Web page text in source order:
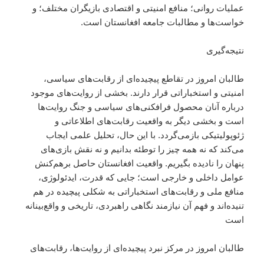
عملیات روانی؛ منافع امنیتی و اقتصادی بازیگران مختلف؛ و
خواست‌ها و مطالبات جامعه افغانستان است.
نتیجه‌گیری
طالبان امروز در تقاطع پیچیده‌ای از رقابت‌های سیاسی،
امنیتی و استخباراتی قرار دارند. بخشی از روایت‌های موجود
درباره آنان محصول فرافکنی‌های سیاسی و جنگ روایت‌ها
است و بخشی دیگر به واقعیت رقابت‌های اطلاعاتی و
ژئوپولیتیکی بازمی‌گردد. با این حال، تحلیل علمی ایجاب
می‌کند که نه همه چیز را توطئه بدانیم و نه نقش بازی‌های
پنهان را نادیده بگیریم. واقعیت افغانستان حاصل برهم‌کنش
عوامل داخلی و خارجی است؛ جایی که قدرت، ایدئولوژی،
منافع ملی و رقابت‌های استخباراتی به شکلی پیچیده در هم
تنیده‌اند و فهم آن نیازمند نگاهی راهبردی، تاریخی و واقع‌بینانه
است
طالبان امروز در مرکز نبرد پیچیده‌ای از روایت‌ها، رقابت‌های